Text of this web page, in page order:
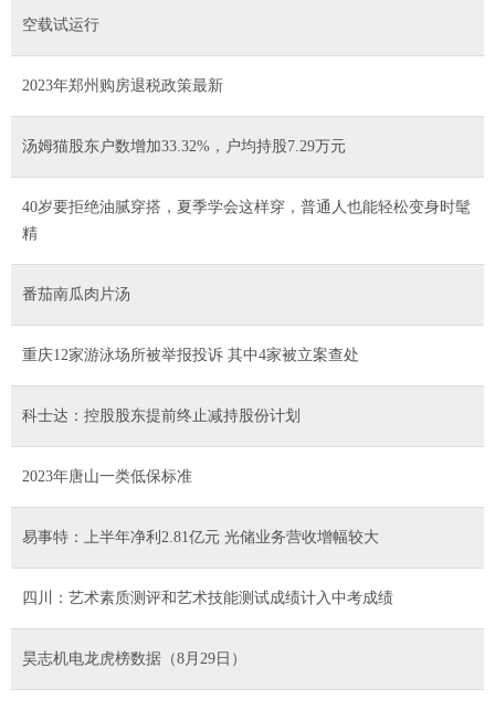
空载试运行
2023年郑州购房退税政策最新
汤姆猫股东户数增加33.32%，户均持股7.29万元
40岁要拒绝油腻穿搭，夏季学会这样穿，普通人也能轻松变身时髦
精
番茄南瓜肉片汤
重庆12家游泳场所被举报投诉 其中4家被立案查处
科士达：控股股东提前终止减持股份计划
2023年唐山一类低保标准
易事特：上半年净利2.81亿元 光储业务营收增幅较大
四川：艺术素质测评和艺术技能测试成绩计入中考成绩
昊志机电龙虎榜数据（8月29日）